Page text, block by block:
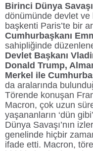
Birinci Dünya Savaşı
dönümünde devlet ve
başkenti Paris’te bir
Cumhurbaşkanı
sahipliğinde
Devlet Başkanı
Donald Trump,
Merkel ile
da aralarında
Törende konuşan
Macron, çok uzun
yaşananların ‘dün
Dünya Savaşı’nın
genelinde hiçbir
ifade etti. Macron,